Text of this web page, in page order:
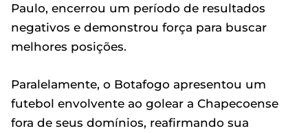
Paulo, encerrou um período de resultados
negativos e demonstrou força para buscar
melhores posições.
Paralelamente, o Botafogo apresentou um
futebol envolvente ao golear a Chapecoense
fora de seus domínios, reafirmando sua